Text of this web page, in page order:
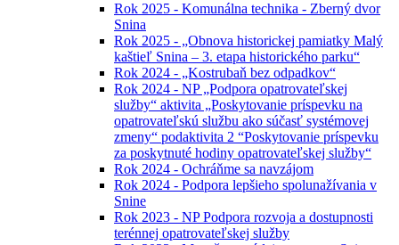
Rok 2025 - Komunálna technika - Zberný dvor
Snina
Rok 2025 - „Obnova historickej pamiatky Malý
kaštieľ Snina – 3. etapa historického parku“
Rok 2024 - „Kostrubaň bez odpadkov“
Rok 2024 - NP „Podpora opatrovateľskej
služby“ aktivita „Poskytovanie príspevku na
opatrovateľskú službu ako súčasť systémovej
zmeny“ podaktivita 2 “Poskytovanie príspevku
za poskytnuté hodiny opatrovateľskej služby“
Rok 2024 - Ochráňme sa navzájom
Rok 2024 - Podpora lepšieho spolunažívania v
Snine
Rok 2023 - NP Podpora rozvoja a dostupnosti
terénnej opatrovateľskej služby